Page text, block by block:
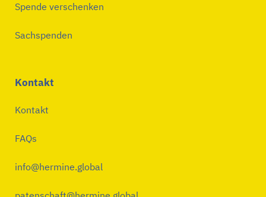
Spende verschenken
Sachspenden
Kontakt
Kontakt
FAQs
info@hermine.global